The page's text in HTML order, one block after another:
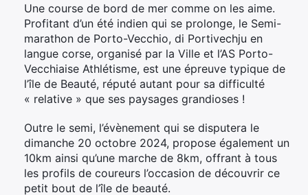
Une course de bord de mer comme on les aime.
Profitant d’un été indien qui se prolonge, le Semi-
marathon de Porto-Vecchio, di Portivechju en
langue corse, organisé par la Ville et l’AS Porto-
Vecchiaise Athlétisme, est une épreuve typique de
l’île de Beauté, réputé autant pour sa difficulté
« relative » que ses paysages grandioses !
Outre le semi, l’évènement qui se disputera le
dimanche 20 octobre 2024, propose également un
10km ainsi qu’une marche de 8km, offrant à tous
les profils de coureurs l’occasion de découvrir ce
petit bout de l’île de beauté.